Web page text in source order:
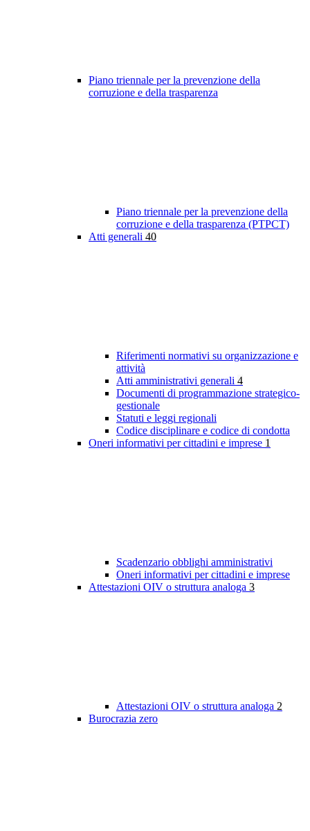
Piano triennale per la prevenzione della
corruzione e della trasparenza
Piano triennale per la prevenzione della
corruzione e della trasparenza (PTPCT)
Atti generali 40
Riferimenti normativi su organizzazione e
attività
Atti amministrativi generali 4
Documenti di programmazione strategico-
gestionale
Statuti e leggi regionali
Codice disciplinare e codice di condotta
Oneri informativi per cittadini e imprese 1
Scadenzario obblighi amministrativi
Oneri informativi per cittadini e imprese
Attestazioni OIV o struttura analoga 3
Attestazioni OIV o struttura analoga 2
Burocrazia zero